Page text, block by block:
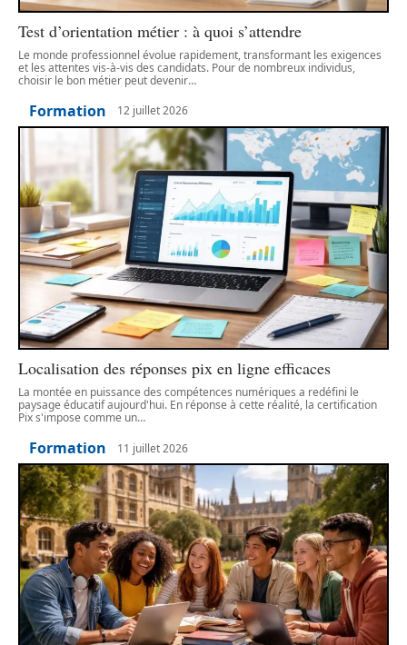
Test d’orientation métier : à quoi s’attendre
Le monde professionnel évolue rapidement, transformant les exigences
et les attentes vis-à-vis des candidats. Pour de nombreux individus,
choisir le bon métier peut devenir…
Formation 12 juillet 2026
Localisation des réponses pix en ligne efficaces
La montée en puissance des compétences numériques a redéfini le
paysage éducatif aujourd'hui. En réponse à cette réalité, la certification
Pix s'impose comme un…
Formation 11 juillet 2026